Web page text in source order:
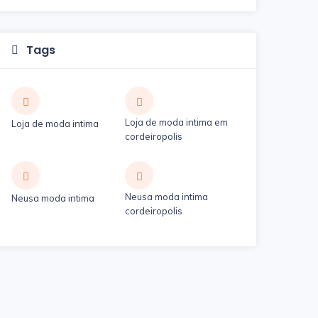
Tags
Loja de moda intima
Loja de moda intima em
cordeiropolis
Neusa moda intima
Neusa moda intima
cordeiropolis